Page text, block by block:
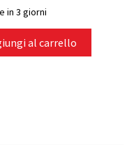
in 3 giorni
al carrello